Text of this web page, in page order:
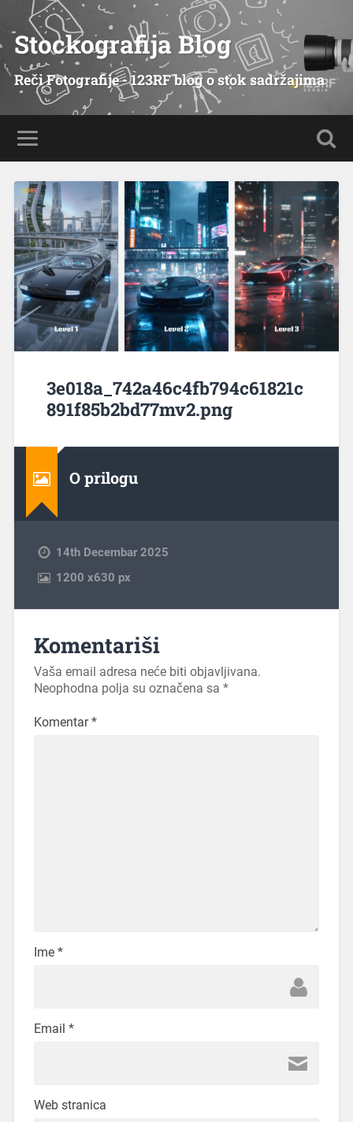
Stockografija Blog
Reči Fotografije - 123RF blog o stok sadržajima
3e018a_742a46c4fb794c61821c
891f85b2bd77mv2.png
O prilogu
14th Decembar 2025
1200 x630 px
Komentariši
Vaša email adresa neće biti objavljivana.
Neophodna polja su označena sa *
Komentar*
Ime *
Email *
Web stranica